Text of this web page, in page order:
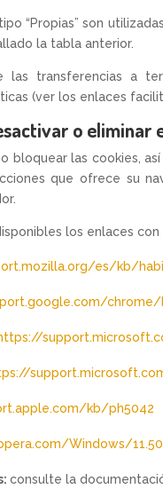
“Propias” son
la tabla anterior.
las transferencias a
(ver los enlaces
o eliminar
bloquear las cookies,
que ofrece su
los enlaces
es/kb/
chrome/
kb/ph5042
Windows/
consulte la